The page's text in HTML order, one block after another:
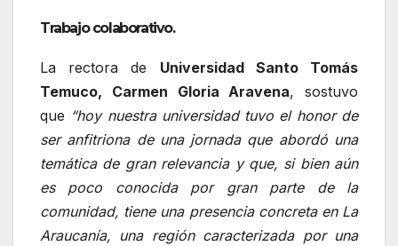
Trabajo colaborativo.
La rectora de Universidad Santo Tomás
Temuco, Carmen Gloria Aravena, sostuvo
que “hoy nuestra universidad tuvo el honor de
ser anfitriona de una jornada que abordó una
temática de gran relevancia y que, si bien aún
es poco conocida por gran parte de la
comunidad, tiene una presencia concreta en La
Araucanía, una región caracterizada por una